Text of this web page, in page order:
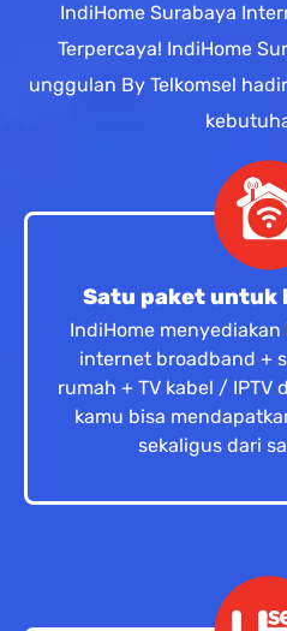
IndiHome Surabaya
Terpercaya! IndiHome
unggulan By Telkomsel
Satu paket untuk
IndiHome menyediakan
internet broadband +
rumah + TV kabel / IPTV
kamu bisa
sekaligus dari